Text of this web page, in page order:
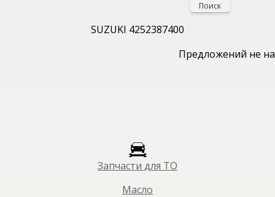
Поиск
SUZUKI 4252387400
Предложений не
Запчасти для ТО
Масло